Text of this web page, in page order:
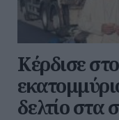
Κέρδισε
δελτίο στα